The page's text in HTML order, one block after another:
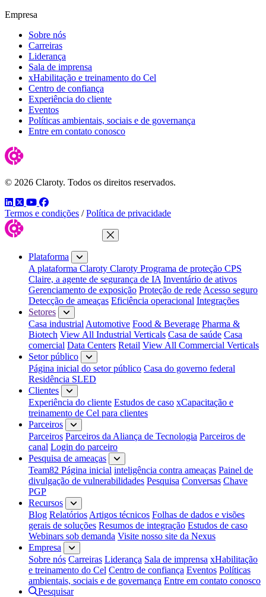
Empresa
Sobre nós
Carreiras
Liderança
Sala de imprensa
xHabilitação e treinamento do Cel
Centro de confiança
Experiência do cliente
Eventos
Políticas ambientais, sociais e de governança
Entre em contato conosco
© 2026 Claroty. Todos os direitos reservados.
LinkedIn
TwitterYouTube
Facebook
Termos e condições / Política de privacidade
Fechar menu
Plataforma
A plataforma Claroty Claroty Programa de proteção CPS
Claire, a agente de segurança de IA Inventário de ativos
Gerenciamento de exposição Proteção de rede Acesso seguro
Detecção de ameaças Eficiência operacional Integrações
Setores
Casa industrial Automotive Food & Beverage Pharma &
Biotech View All Industrial Verticals Casa de saúde Casa
comercial Data Centers Retail View All Commercial Verticals
Setor público
Página inicial do setor público Casa do governo federal
Residência SLED
Clientes
Experiência do cliente Estudos de caso xCapacitação e
treinamento de Cel para clientes
Parceiros
Parceiros Parceiros da Aliança de Tecnologia Parceiros de
canal Login do parceiro
Pesquisa de ameaças
Team82 Página inicial inteligência contra ameaças Painel de
divulgação de vulnerabilidades Pesquisa Conversas Chave
PGP
Recursos
Blog Relatórios Artigos técnicos Folhas de dados e visões
gerais de soluções Resumos de integração Estudos de caso
Webinars sob demanda Visite nosso site da Nexus
Empresa
Sobre nós Carreiras Liderança Sala de imprensa xHabilitação
e treinamento do Cel Centro de confiança Eventos Políticas
ambientais, sociais e de governança Entre em contato conosco
Pesquisar